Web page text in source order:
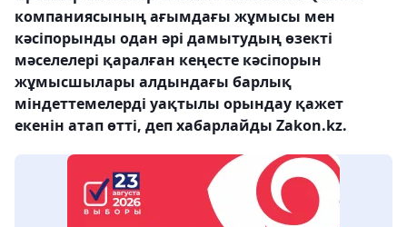
компаниясының ағымдағы жұмысы мен
кәсіпорынды одан әрі дамытудың өзекті
мәселелері қаралған кеңесте кәсіпорын
жұмысшылары алдындағы барлық
міндеттемелерді уақтылы орындау қажет
екенін атап өтті, деп хабарлайды Zakon.kz.